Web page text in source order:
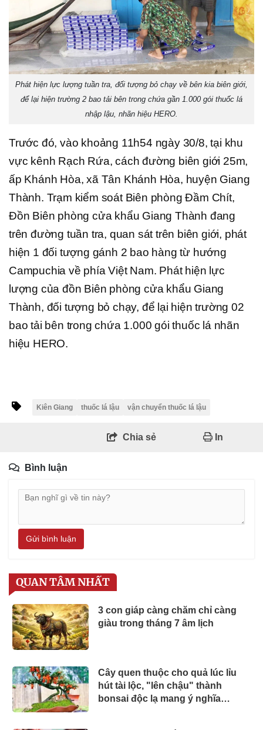
Phát hiện lực lượng tuần tra, đối tượng bỏ chạy về bên kia biên giới,
để lại hiện trường 2 bao tải bên trong chứa gần 1.000 gói thuốc lá
nhập lậu, nhãn hiệu HERO.
Trước đó, vào khoảng 11h54 ngày 30/8, tại khu
vực kênh Rạch Rứa, cách đường biên giới 25m,
ấp Khánh Hòa, xã Tân Khánh Hòa, huyện Giang
Thành. Trạm kiểm soát Biên phòng Đầm Chít,
Đồn Biên phòng cửa khẩu Giang Thành đang
trên đường tuần tra, quan sát trên biên giới, phát
hiện 1 đối tượng gánh 2 bao hàng từ hướng
Campuchia về phía Việt Nam. Phát hiện lực
lượng của đồn Biên phòng cửa khẩu Giang
Thành, đối tượng bỏ chạy, để lại hiện trường 02
bao tải bên trong chứa 1.000 gói thuốc lá nhãn
hiệu HERO.
Kiên Giang thuốc lá lậu vận chuyển thuốc lá lậu
Chia sẻ In
Bình luận
Gửi bình luận
QUAN TÂM NHẤT
3 con giáp càng chăm chỉ càng
giàu trong tháng 7 âm lịch
Cây quen thuộc cho quả lúc lỉu
hút tài lộc, "lên chậu" thành
bonsai độc lạ mang ý nghĩa